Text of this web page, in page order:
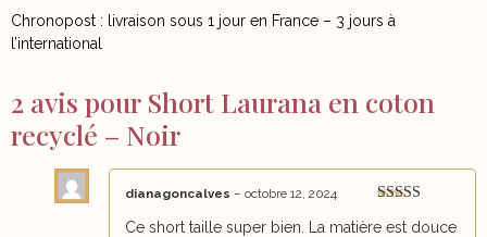
Chronopost : livraison sous 1 jour en France – 3 jours à
l’international
2 avis pour Short Laurana en coton
recyclé – Noir
dianagoncalves – octobre 12, 2024
Ce short taille super bien. La matière est douce